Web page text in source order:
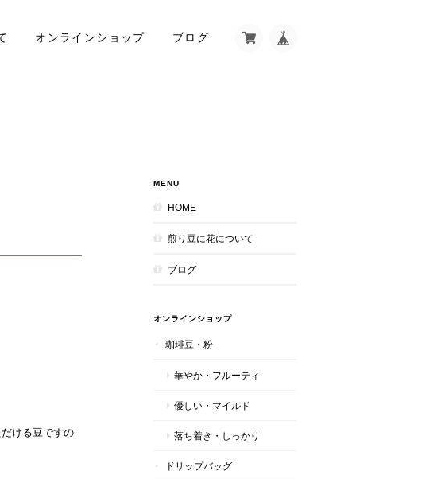
オンラインショップ ブログ
ける豆ですの
MENU
HOME
煎り豆に花について
ブログ
オンラインショップ
珈琲豆・粉
華やか・フルーティ
優しい・マイルド
落ち着き・しっかり
ドリップバッグ